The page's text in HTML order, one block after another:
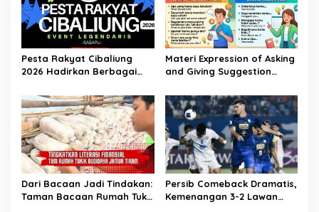
Pesta Rakyat Cibaliung
2026 Hadirkan Berbagai
Materi Expression of Asking
and Giving Suggestion
Kelas 11
Dari Bacaan Jadi Tindakan:
Taman Bacaan Rumah Tukik
Persib Comeback Dramatis,
Kemenangan 3-2 Lawan